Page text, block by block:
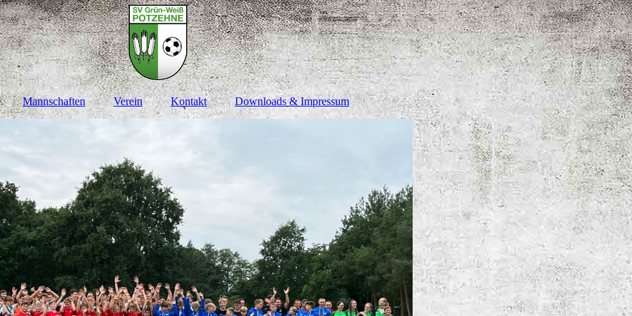
Mannschaften Verein Kontakt Downloads & Impressum